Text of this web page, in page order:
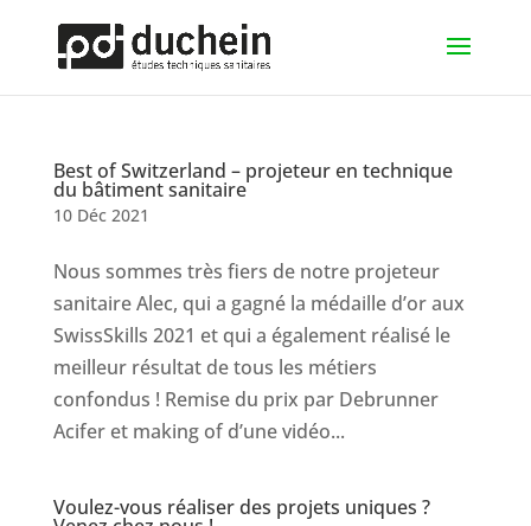
Best of Switzerland – projeteur en technique
du bâtiment sanitaire
10 Déc 2021
Nous sommes très fiers de notre projeteur
sanitaire Alec, qui a gagné la médaille d’or aux
SwissSkills 2021 et qui a également réalisé le
meilleur résultat de tous les métiers
confondus ! Remise du prix par Debrunner
Acifer et making of d’une vidéo...
Voulez-vous réaliser des projets uniques ?